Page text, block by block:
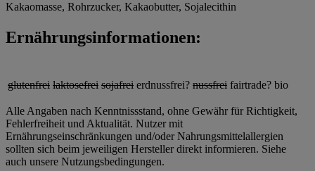
Kakaomasse, Rohrzucker, Kakaobutter, Sojalecithin
Ernährungsinformationen:
glutenfrei laktosefrei sojafrei erdnussfrei? nussfrei fairtrade? bio
Alle Angaben nach Kenntnissstand, ohne Gewähr für Richtigkeit,
Fehlerfreiheit und Aktualität. Nutzer mit
Ernährungseinschränkungen und/oder Nahrungsmittelallergien
sollten sich beim jeweiligen Hersteller direkt informieren. Siehe
auch unsere Nutzungsbedingungen.